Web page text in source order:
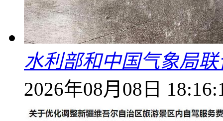
水利部和中国气象局
2026年08月08日